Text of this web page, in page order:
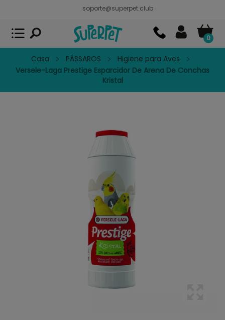
soporte@superpet.club
0
Casa PÁSSAROS
Higiene para Aves
Versele-Laga Prestige Esparcidor De Arena De Conchas
Kristal
Superpet, comida para mascotas
APP GRATIS - En Google Play